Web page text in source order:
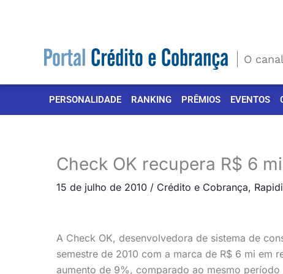
O
PERSONALIDADE RANKING PRÊMIOS EVENTOS
Check OK recupera R$ 6
15 de julho de 2010 / Crédito e Cobrança,
A Check OK, desenvolvedora de sistema de
semestre de 2010 com a marca de R$ 6 mi em
aumento de 9%, comparado ao mesmo